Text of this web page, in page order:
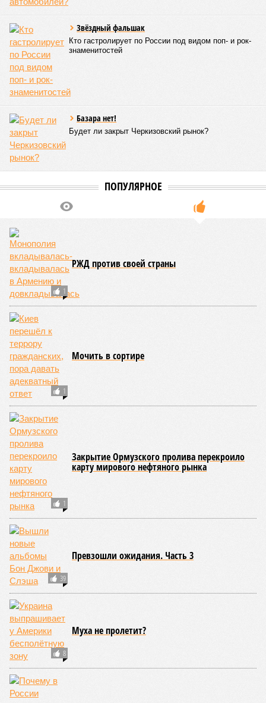
Звёздный фальшак
Кто гастролирует по России под видом поп- и рок-
знаменитостей
Базара нет!
Будет ли закрыт Черкизовский рынок?
ПОПУЛЯРНОЕ
1
РЖД против своей страны
1
Мочить в сортире
1
Закрытие Ормузского пролива перекроило
карту мирового нефтяного рынка
39
Превзошли ожидания. Часть 3
8
Муха не пролетит?